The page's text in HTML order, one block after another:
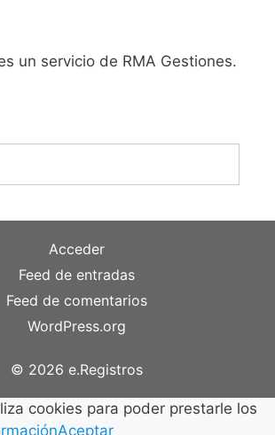
un servicio de RMA Gestiones.
Acceder
Feed de entradas
Feed de comentarios
WordPress.org
© 2026 e.Registros
cookies para poder prestarle los
Aceptar